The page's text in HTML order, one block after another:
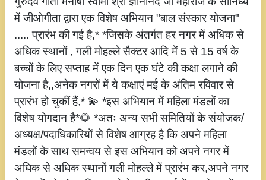
में जीओगीता द्वारा एक विशेष अभियान "बाल संस्कार योजना"
..... प्रारंभ की गई है,* *जिसके अंतर्गत हर नगर में अधिक से
अधिक स्थानों , गली मोहल्ले सैक्टर आदि में 5 से 15 वर्ष के
बच्चों के लिए सप्ताह में एक दिन एक घंटे की कक्षा लगाने की
योजना है,,अनेक नगरों में ये कक्षाएं मई के अंतिम रविवार से
प्रारंभ हो चुकीं हैं,* 💫 *इस अभियान में महिला मंडलों का
विशेष योगदान है*🌻 *अतः अन्य सभी समितियों के संयोजक/
अध्यक्ष/पदाधिकारियों से विशेष आग्रह है कि अपने महिला
मंडलों के साथ समन्वय से इस अभियान को अपने नगर में
अधिक से अधिक स्थानों गली मोहल्ले में प्रारंभ कर,अपने नगर